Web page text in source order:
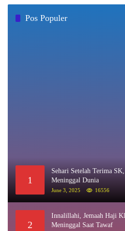
Pos Populer
1
Sehari Setelah Terima
Meninggal Dunia
June 3, 2025 16556
2
Innalillahi, Jemaah Haji
Meninggal Saat Tawaf